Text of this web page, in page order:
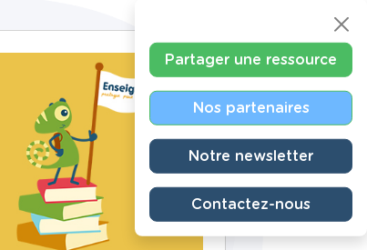
Partager une ressource
Nos partenaires
Notre newsletter
Contactez-nous